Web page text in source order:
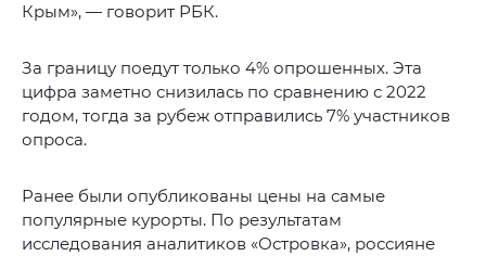
Крым», — говорит РБК.
За границу поедут только 4% опрошенных. Эта
цифра заметно снизилась по сравнению с 2022
годом, тогда за рубеж отправились 7% участников
опроса.
Ранее были опубликованы цены на самые
популярные курорты. По результатам
исследования аналитиков «Островка», россияне